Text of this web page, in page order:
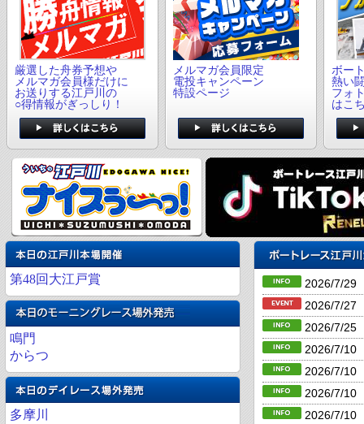
厳選した舟券予想や
メルマガ会員様だけに
お送りする江戸川の
○得情報がぎっしり！
メルマガ会員限定
電投キャンペーン
特設ページ
ボー
熱い
フォ
はこ
第48回大江戸賞
鳴門
からつ
多摩川
2026/7/29
2026/7/27
2026/7/25
2026/7/10
2026/7/10
2026/7/10
2026/7/10